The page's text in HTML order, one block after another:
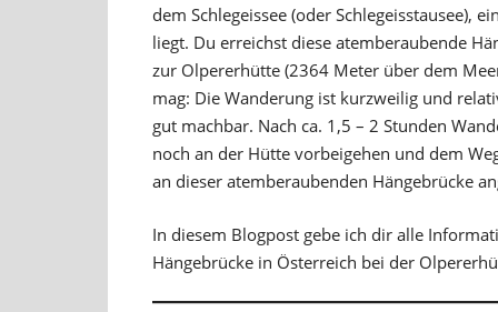
dem Schlegeissee (oder Schlegeisstausee),
liegt. Du erreichst diese atemberaubende
zur Olpererhütte (2364 Meter über dem
mag: Die Wanderung ist kurzweilig und
gut machbar. Nach ca. 1,5 – 2 Stunden
noch an der Hütte vorbeigehen und dem
an dieser atemberaubenden Hängebrücke
In diesem Blogpost gebe ich dir alle
Hängebrücke in Österreich bei der